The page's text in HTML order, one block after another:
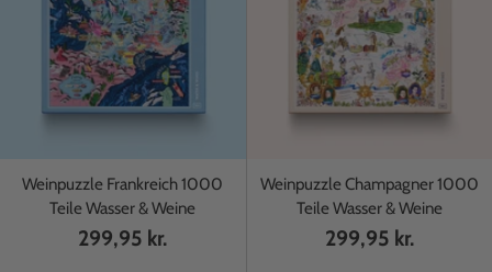
Weinpuzzle Frankreich 1000
Teile Wasser & Weine
299,95 kr.
Weinpuzzle Champagner 1000
Teile Wasser & Weine
299,95 kr.